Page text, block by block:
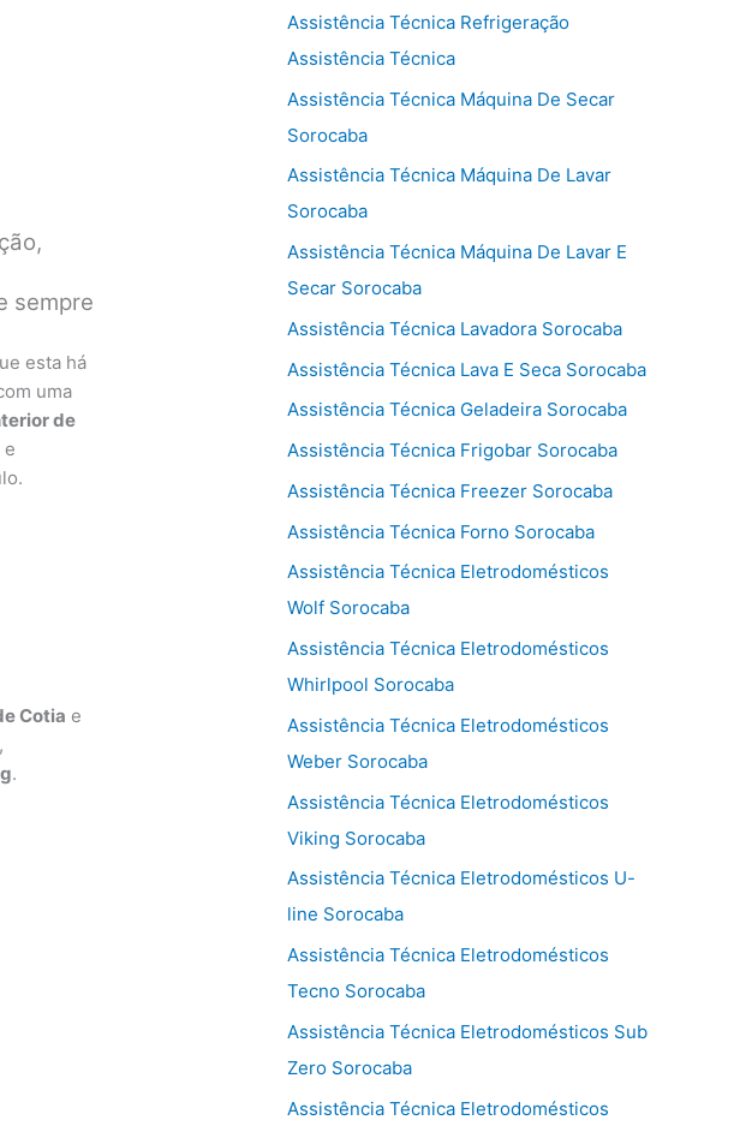
sempre
esta há
uma
de
e
Cotia e
.
Assistência Técnica Refrigeração
Assistência Técnica
Assistência Técnica Máquina De Secar
Sorocaba
Assistência Técnica Máquina De Lavar
Sorocaba
Assistência Técnica Máquina De Lavar E
Secar Sorocaba
Assistência Técnica Lavadora Sorocaba
Assistência Técnica Lava E Seca Sorocaba
Assistência Técnica Geladeira Sorocaba
Assistência Técnica Frigobar Sorocaba
Assistência Técnica Freezer Sorocaba
Assistência Técnica Forno Sorocaba
Assistência Técnica Eletrodomésticos
Wolf Sorocaba
Assistência Técnica Eletrodomésticos
Whirlpool Sorocaba
Assistência Técnica Eletrodomésticos
Weber Sorocaba
Assistência Técnica Eletrodomésticos
Viking Sorocaba
Assistência Técnica Eletrodomésticos U-
line Sorocaba
Assistência Técnica Eletrodomésticos
Tecno Sorocaba
Assistência Técnica Eletrodomésticos Sub
Zero Sorocaba
Assistência Técnica Eletrodomésticos